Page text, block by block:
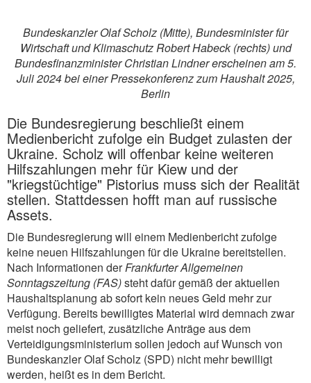
Bundeskanzler Olaf Scholz (Mitte), Bundesminister für
Wirtschaft und Klimaschutz Robert Habeck (rechts) und
Bundesfinanzminister Christian Lindner erscheinen am 5.
Juli 2024 bei einer Pressekonferenz zum Haushalt 2025,
Berlin
Die Bundesregierung beschließt einem
Medienbericht zufolge ein Budget zulasten der
Ukraine. Scholz will offenbar keine weiteren
Hilfszahlungen mehr für Kiew und der
"kriegstüchtige" Pistorius muss sich der Realität
stellen. Stattdessen hofft man auf russische
Assets.
Die Bundesregierung will einem Medienbericht zufolge
keine neuen Hilfszahlungen für die Ukraine bereitstellen.
Nach Informationen derFrankfurter Allgemeinen
Sonntagszeitung (FAS)steht dafür gemäß der aktuellen
Haushaltsplanung ab sofort kein neues Geld mehr zur
Verfügung. Bereits bewilligtes Material wird demnach zwar
meist noch geliefert, zusätzliche Anträge aus dem
Verteidigungsministerium sollen jedoch auf Wunsch von
Bundeskanzler Olaf Scholz (SPD) nicht mehr bewilligt
werden, heißt es in dem Bericht.